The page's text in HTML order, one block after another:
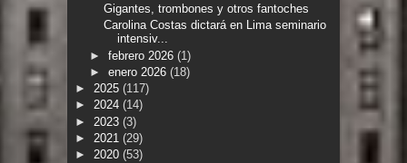
Gigantes, trombones y otros fantoches
Carolina Costas dictará en Lima seminario
intensiv...
► febrero 2026 (1)
► enero 2026 (18)
► 2025 (117)
► 2024 (14)
► 2023 (3)
► 2021 (29)
► 2020 (53)